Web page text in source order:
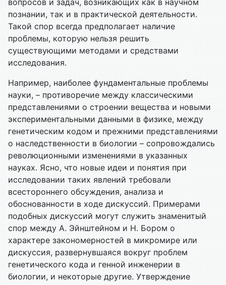
вопросов и задач, возникающих как в научном
познании, так и в практической деятельности.
Такой спор всегда предполагает наличие
проблемы, которую нельзя решить
существующими методами и средствами
исследования.
Например, наиболее фундаментальные проблемы
науки, – противоречие между классическими
представлениями о строении вещества и новыми
экспериментальными данными в физике, между
генетическим кодом и прежними представлениями
о наследственности в биологии – сопровождались
революционными изменениями в указанных
науках. Ясно, что новые идеи и понятия при
исследовании таких явлений требовали
всестороннего обсуждения, анализа и
обоснованности в ходе дискуссий. Примерами
подобных дискуссий могут служить знаменитый
спор между А. Эйнштейном и Н. Бором о
характере закономерностей в микромире или
дискуссия, развернувшаяся вокруг проблем
генетического кода и генной инженерии в
биологии, и некоторые другие. Утверждение